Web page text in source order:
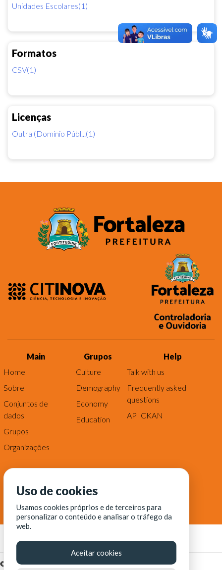
Unidades Escolares(1)
Formatos
CSV(1)
Licenças
Outra (Domínio Públ...(1)
Main
Home
Sobre
Conjuntos de
dados
Grupos
Organizações
Grupos
Culture
Demography
Economy
Education
Help
Talk with us
Frequently asked
questions
API CKAN
© Fortaleza Digital || CITINOVA - Fundação de Ciência,
Uso de cookies
Usamos cookies próprios e de terceiros para
personalizar o conteúdo e analisar o tráfego da
web.
Aceitar cookies